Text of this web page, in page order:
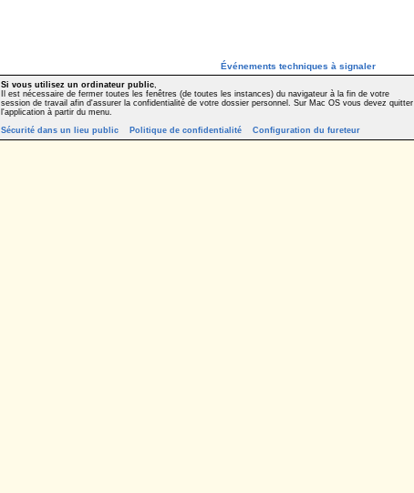
Événements techniques à signaler
Si vous utilisez un ordinateur public,
Il est nécessaire de fermer toutes les fenêtres (de toutes les instances) du navigateur à la fin de votre
session de travail afin d'assurer la confidentialité de votre dossier personnel. Sur Mac OS vous devez quitter
l'application à partir du menu.
Sécurité dans un lieu public
Politique de confidentialité Configuration du fureteur